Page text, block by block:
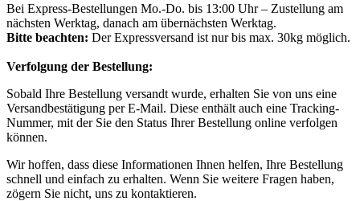
Bei Express-Bestellungen Mo.-Do. bis 13:00 Uhr – Zustellung am
nächsten Werktag, danach am übernächsten Werktag.
Bitte beachten: Der Expressversand ist nur bis max. 30kg möglich.
Verfolgung der Bestellung:
Sobald Ihre Bestellung versandt wurde, erhalten Sie von uns eine
Versandbestätigung per E-Mail. Diese enthält auch eine Tracking-
Nummer, mit der Sie den Status Ihrer Bestellung online verfolgen
können.
Wir hoffen, dass diese Informationen Ihnen helfen, Ihre Bestellung
schnell und einfach zu erhalten. Wenn Sie weitere Fragen haben,
zögern Sie nicht, uns zu kontaktieren.